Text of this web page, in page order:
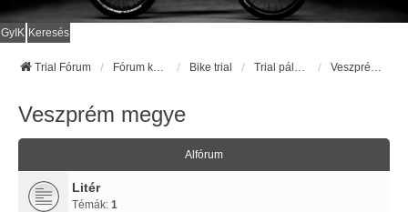
GyIK Keresés
Trial Fórum Bike trial
Veszprém megye
Alfórum
Litér
Témák: 1